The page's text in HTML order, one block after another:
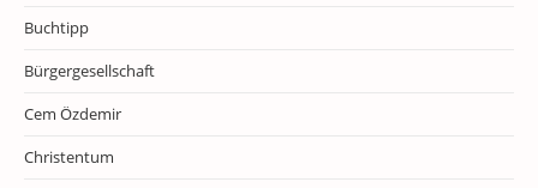
Buchtipp
Bürgergesellschaft
Cem Özdemir
Christentum